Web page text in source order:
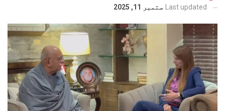
Last updated ستمبر 11, 2025